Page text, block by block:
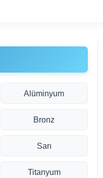
Alüminyum
Bronz
Sarı
Titanyum